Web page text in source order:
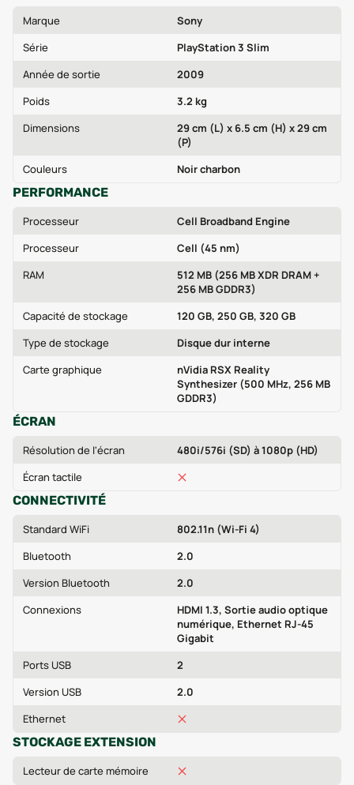
Marque
Sony
Série
PlayStation 3 Slim
Année de sortie
2009
Poids
3.2 kg
Dimensions
29 cm (L) x 6.5 cm (H) x 29 cm
(P)
Couleurs
Noir charbon
PERFORMANCE
Processeur
Cell Broadband Engine
Processeur
Cell (45 nm)
RAM
512 MB (256 MB XDR DRAM +
256 MB GDDR3)
Capacité de stockage
120 GB, 250 GB, 320 GB
Type de stockage
Disque dur interne
Carte graphique
nVidia RSX Reality
Synthesizer (500 MHz, 256 MB
GDDR3)
ÉCRAN
Résolution de l'écran
480i/576i (SD) à 1080p (HD)
Écran tactile
CONNECTIVITÉ
Standard WiFi
802.11n (Wi-Fi 4)
Bluetooth
2.0
Version Bluetooth
2.0
Connexions
HDMI 1.3, Sortie audio optique
numérique, Ethernet RJ-45
Gigabit
Ports USB
2
Version USB
2.0
Ethernet
STOCKAGE EXTENSION
Lecteur de carte mémoire